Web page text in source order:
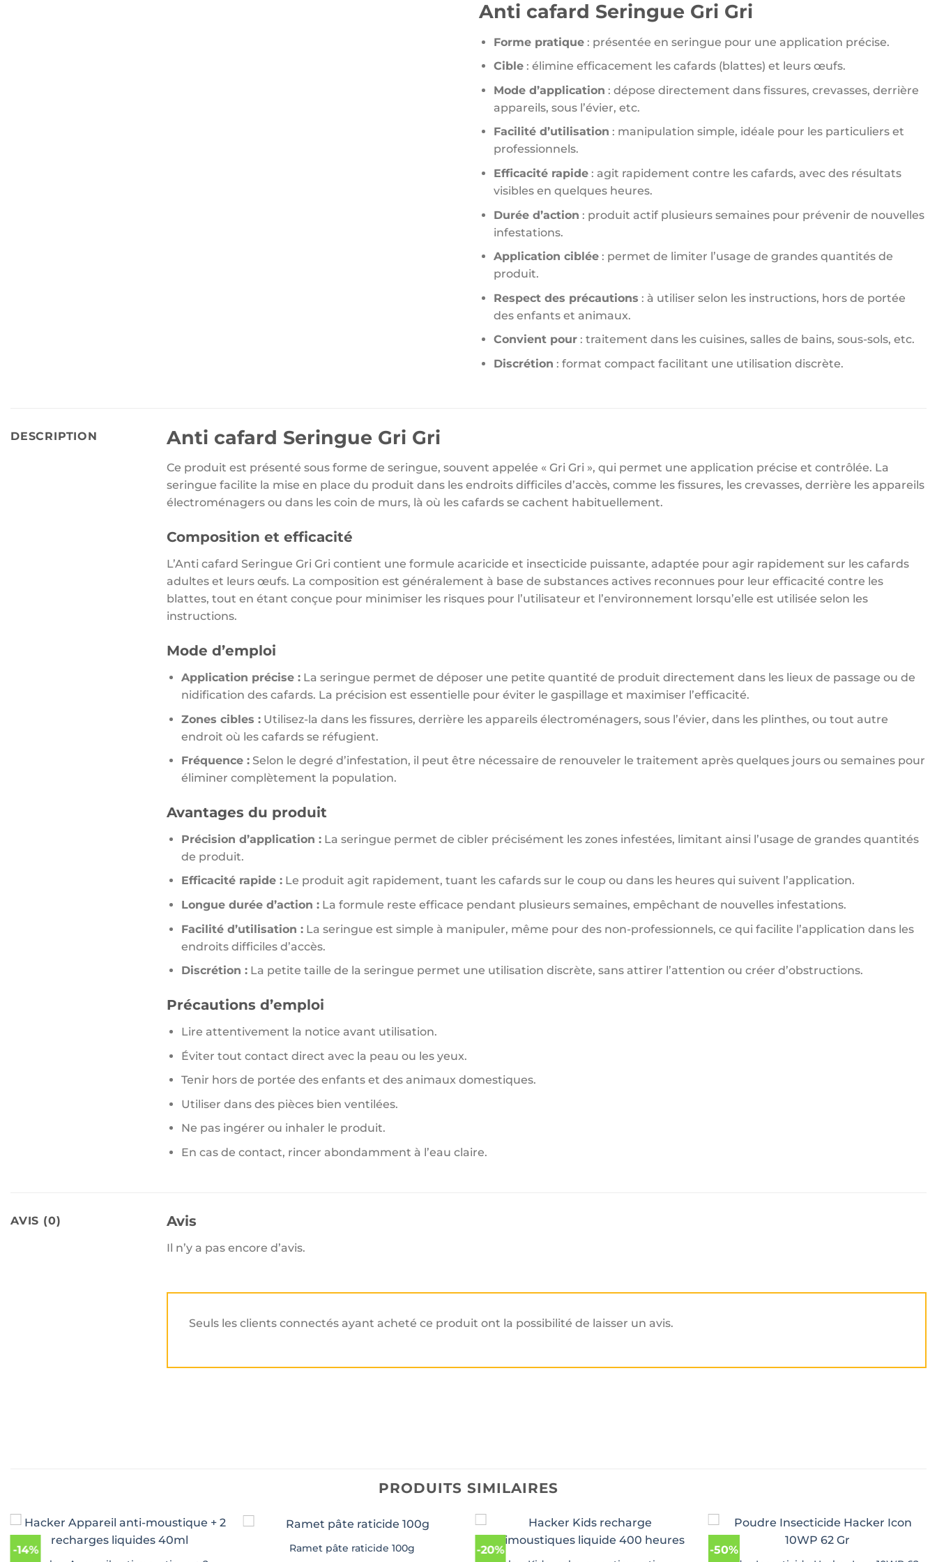
Anti cafard Seringue Gri Gri
Forme pratique: présentée en seringue pour une application précise.
Cible: élimine efficacement les cafards (blattes) et leurs œufs.
Mode d’application : dépose directement dans fissures, crevasses, derrière
appareils, sous l’évier, etc.
Facilité d’utilisation : manipulation simple, idéale pour les particuliers et
professionnels.
Efficacité rapide: agit rapidement contre les cafards, avec des résultats
visibles en quelques heures.
Durée d’action : produit actif plusieurs semaines pour prévenir de nouvelles
infestations.
Application ciblée: permet de limiter l’usage de grandes quantités de
produit.
Respect des précautions : à utiliser selon les instructions, hors de portée
des enfants et animaux.
Convient pour: traitement dans les cuisines, salles de bains, sous-sols, etc.
Discrétion : format compact facilitant une utilisation discrète.
DESCRIPTION Anti cafard Seringue Gri Gri
Ce produit est présenté sous forme de seringue, souvent appelée « Gri Gri », qui permet une application précise et contrôlée. La
seringue facilite la mise en place du produit dans les endroits difficiles d’accès, comme les fissures, les crevasses, derrière les appareils
électroménagers ou dans les coin de murs, là où les cafards se cachent habituellement.
Composition et efficacité
L’Anti cafard Seringue Gri Gri contient une formule acaricide et insecticide puissante, adaptée pour agir rapidement sur les cafards
adultes et leurs œufs. La composition est généralement à base de substances actives reconnues pour leur efficacité contre les
blattes, tout en étant conçue pour minimiser les risques pour l’utilisateur et l’environnement lorsqu’elle est utilisée selon les
instructions.
Mode d’emploi
Application précise :La seringue permet de déposer une petite quantité de produit directement dans les lieux de passage ou de
nidification des cafards. La précision est essentielle pour éviter le gaspillage et maximiser l’efficacité.
Zones cibles :Utilisez-la dans les fissures, derrière les appareils électroménagers, sous l’évier, dans les plinthes, ou tout autre
endroit où les cafards se réfugient.
Fréquence :Selon le degré d’infestation, il peut être nécessaire de renouveler le traitement après quelques jours ou semaines pour
éliminer complètement la population.
Avantages du produit
Précision d’application :La seringue permet de cibler précisément les zones infestées, limitant ainsi l’usage de grandes quantités
de produit.
Efficacité rapide :Le produit agit rapidement, tuant les cafards sur le coup ou dans les heures qui suivent l’application.
Longue durée d’action :La formule reste efficace pendant plusieurs semaines, empêchant de nouvelles infestations.
Facilité d’utilisation :La seringue est simple à manipuler, même pour des non-professionnels, ce qui facilite l’application dans les
endroits difficiles d’accès.
Discrétion :La petite taille de la seringue permet une utilisation discrète, sans attirer l’attention ou créer d’obstructions.
Précautions d’emploi
Lire attentivement la notice avant utilisation.
Éviter tout contact direct avec la peau ou les yeux.
Tenir hors de portée des enfants et des animaux domestiques.
Utiliser dans des pièces bien ventilées.
Ne pas ingérer ou inhaler le produit.
En cas de contact, rincer abondamment à l’eau claire.
AVIS (0) Avis
Il n’y a pas encore d’avis.
Seuls les clients connectés ayant acheté ce produit ont la possibilité de laisser un avis.
PRODUITS SIMILAIRES
-14% Ramet pâte raticide 100g -20% -50%